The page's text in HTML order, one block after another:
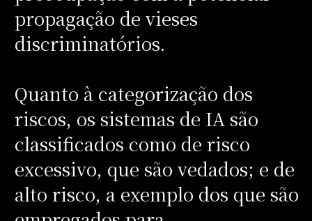
propagação de vieses
discriminatórios.
Quanto à categorização dos
riscos, os sistemas de IA são
classificados como de risco
excessivo, que são vedados; e de
alto risco, a exemplo dos que são